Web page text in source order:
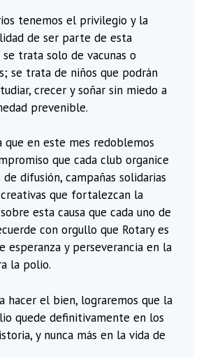
tenemos el privilegio y la
de ser parte de esta
trata solo de vacunas o
se trata de niños que podrán
crecer y soñar sin miedo a
prevenible.
que en este mes redoblemos
que cada club organice
difusión, campañas solidarias
que fortalezcan la
esta causa que cada uno de
con orgullo que Rotary es
esperanza y perseverancia en la
la polio.
hacer el bien, lograremos que la
quede definitivamente en los
y nunca más en la vida de